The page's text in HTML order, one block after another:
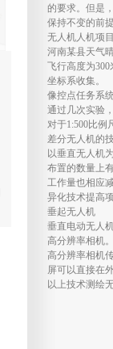
的要求。但是
保持不变的前
无人机人机项目
河南某县天气
飞行高度为
坐标系收集。
像控点任务系
通过几次实验
对于1:500比例
差分无人机的
以垂直无人机
布置的数量上
工作量也相应
异化技术提高
垂起无人机
垂直电动无人
高分辨率相机。
高分辨率相机
屏可以直接在
以上技术测绘